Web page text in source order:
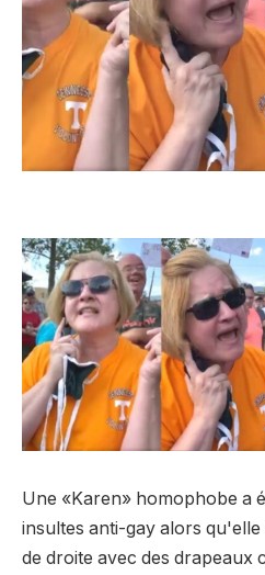
Une «Karen» homophobe a
insultes anti-gay alors
de droite avec des drapeaux